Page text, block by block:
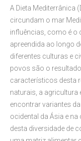
A Dieta Mediterrânica
circundam o mar
influências, como é o
apreendida ao longo
diferentes culturas e
povos são o
característicos desta
naturais, a agricultura
encontrar variantes
ocidental da Ásia e
desta diversidade de